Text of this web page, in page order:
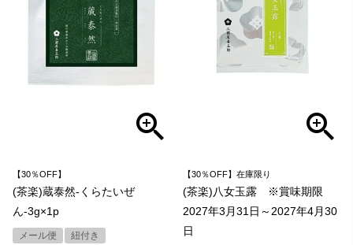
【30％OFF】
(茶楽)蔵泰然-くらたいぜ
ん-3g×1p
メール便 紐付き
【30％OFF】在庫限り
(茶楽)八女玉露 ※賞味期限
2027年3月31日～2027年4月30
日